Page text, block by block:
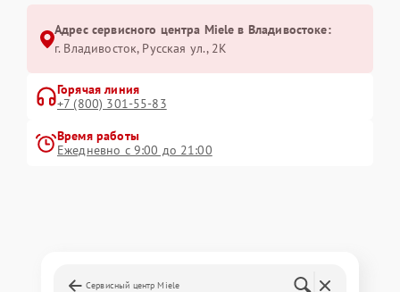
Адрес сервисного центра Miele в Владивостоке:
г. Владивосток, Русская ул., 2К
Горячая линия
+7 (800) 301-55-83
Время работы
Ежедневно с 9:00 до 21:00
Сервисный центр Miele